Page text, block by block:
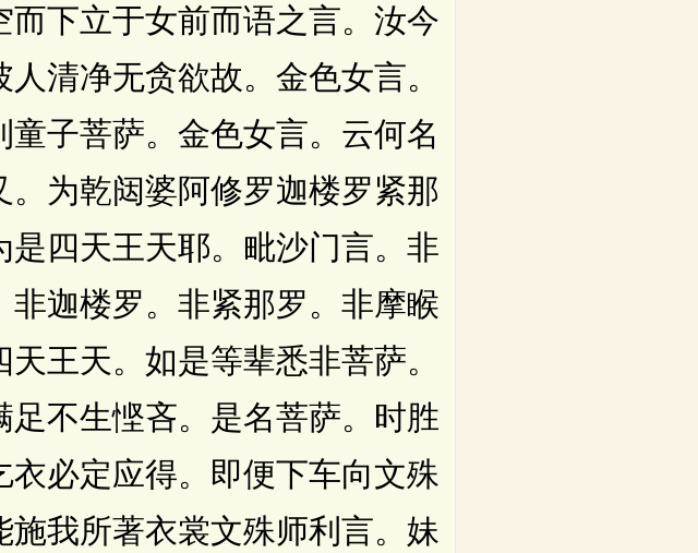
下立于女前而语之言。汝今
清净无贪欲故。金色女言。
子菩萨。金色女言。云何名
为乾闼婆阿修罗迦楼罗紧那
四天王天耶。毗沙门言。非
迦楼罗。非紧那罗。非摩睺
王天。如是等辈悉非菩萨。
不生悭吝。是名菩萨。时胜
必定应得。即便下车向文殊
我所著衣裳文殊师利言。妹